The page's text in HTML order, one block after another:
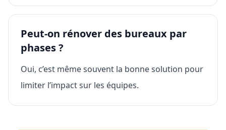
Peut-on rénover des bureaux par
phases ?
Oui, c’est même souvent la bonne solution pour
limiter l’impact sur les équipes.